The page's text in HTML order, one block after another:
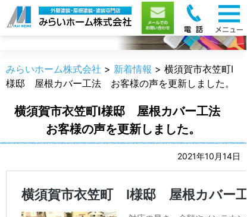
新着情報
みらいホーム株式会社 > 新着情報 > 横須賀市衣笠町I
様邸 屋根カバー工法 お客様の声を更新しました。
横須賀市衣笠町I様邸 屋根カバー工法
お客様の声を更新しました。
2021年10月14日